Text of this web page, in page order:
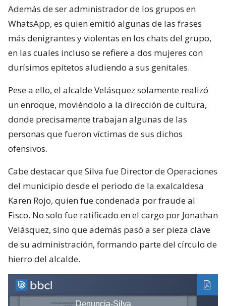
Además de ser administrador de los grupos en
WhatsApp, es quien emitió algunas de las frases
más denigrantes y violentas en los chats del grupo,
en las cuales incluso se refiere a dos mujeres con
durísimos epítetos aludiendo a sus genitales.
Pese a ello, el alcalde Velásquez solamente realizó
un enroque, moviéndolo a la dirección de cultura,
donde precisamente trabajan algunas de las
personas que fueron víctimas de sus dichos
ofensivos.
Cabe destacar que Silva fue Director de Operaciones
del municipio desde el periodo de la exalcaldesa
Karen Rojo, quien fue condenada por fraude al
Fisco. No solo fue ratificado en el cargo por Jonathan
Velásquez, sino que además pasó a ser pieza clave
de su administración, formando parte del círculo de
hierro del alcalde.